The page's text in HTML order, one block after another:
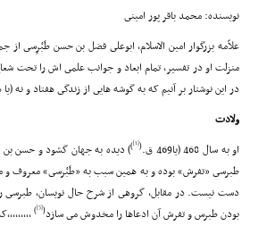
نویسنده: محمد باقر پور امینى
علاّمه بزرگوار امین الاسلام، ابوعلى فضل بن حسن طَبْرِسى
منزلت او در تفسیر، تمام ابعاد و جوانب علمى اش را تحت
در این نوشتار بر آنیم که به گوشه هایى از زندگى هفتاد و نه
ولادت
او به سال 468 (یا469 ق.
(
[1]
)) دیده به جهان گشود و حسن بن
طبرسى «تفرش» بوده و به همین سبب به «طَبْرسى» معروف
دست نیست. در مقابل، گروهى از شرح حال نویسان، طبرسى را
بودن طبرس و تفرش آن ادعاها را مخدوش مى سازد(
[5]
)